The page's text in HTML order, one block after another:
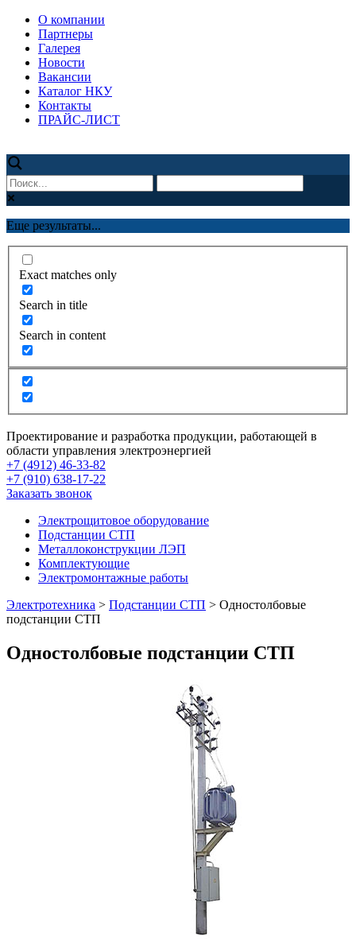
О компании
Партнеры
Галерея
Новости
Вакансии
Каталог НКУ
Контакты
ПРАЙС-ЛИСТ
Еще результаты...
Exact matches only
Search in title
Search in content
Проектирование и разработка продукции, работающей в
области управления электроэнергией
+7 (4912) 46-33-82
+7 (910) 638-17-22
Заказать звонок
Электрощитовое оборудование
Подстанции СТП
Металлоконструкции ЛЭП
Комплектующие
Электромонтажные работы
Электротехника > Подстанции СТП > Одностолбовые
подстанции СТП
Одностолбовые подстанции СТП